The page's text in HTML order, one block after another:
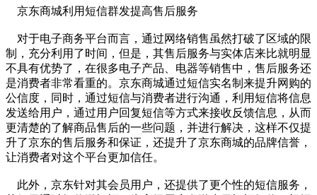
京东商城利用短信群发提高售后服务
对于电子商务平台而言，通过网络销售虽然打破了区域的限
制，充分利用了时间，但是，其售后服务与实体店来比就明显
不具有优势了，在很多电子产品、电器等销售中，售后服务还
是消费者非常看重的。京东商城通过短信实名制来提升网购的
公信度，同时，通过短信与消费者进行沟通，利用短信将信息
发送给用户，通过用户回复短信等方式来接收反馈信息，从而
更清楚的了解商品售后的一些问题，并进行解决，这样不仅提
升了京东的售后服务和保证，还提升了京东商城的品牌信誉，
让消费者对这个平台更加信任。
此外，京东针对其会员用户，还提供了更个性的短信服务，